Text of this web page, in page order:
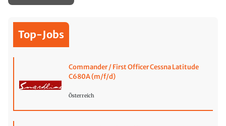
Top-Jobs
Commander / First Officer Cessna Latitude
C680A (m/f/d)
Österreich